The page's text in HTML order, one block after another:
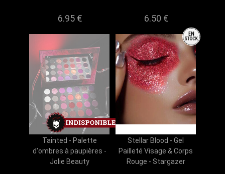
6.95 € 6.50 €
Tainted - Palette
d'ombres à paupières -
Jolie Beauty
Stellar Blood - Gel
Pailleté Visage & Corps
Rouge - Stargazer